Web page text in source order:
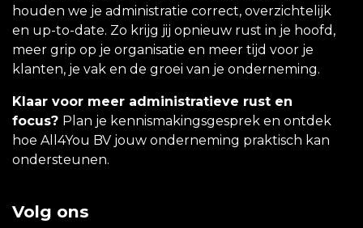
houden we je administratie correct, overzichtelijk
en up-to-date. Zo krijg jij opnieuw rust in je hoofd,
meer grip op je organisatie en meer tijd voor je
klanten, je vak en de groei van je onderneming.
Klaar voor meer administratieve rust en
focus? Plan je kennismakingsgesprek en ontdek
hoe All4You BV jouw onderneming praktisch kan
ondersteunen.
Volg ons